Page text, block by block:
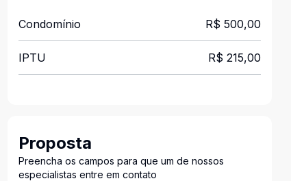
Condomínio R$ 500,00
IPTU R$ 215,00
Proposta
Preencha os campos para que um de nossos
especialistas entre em contato